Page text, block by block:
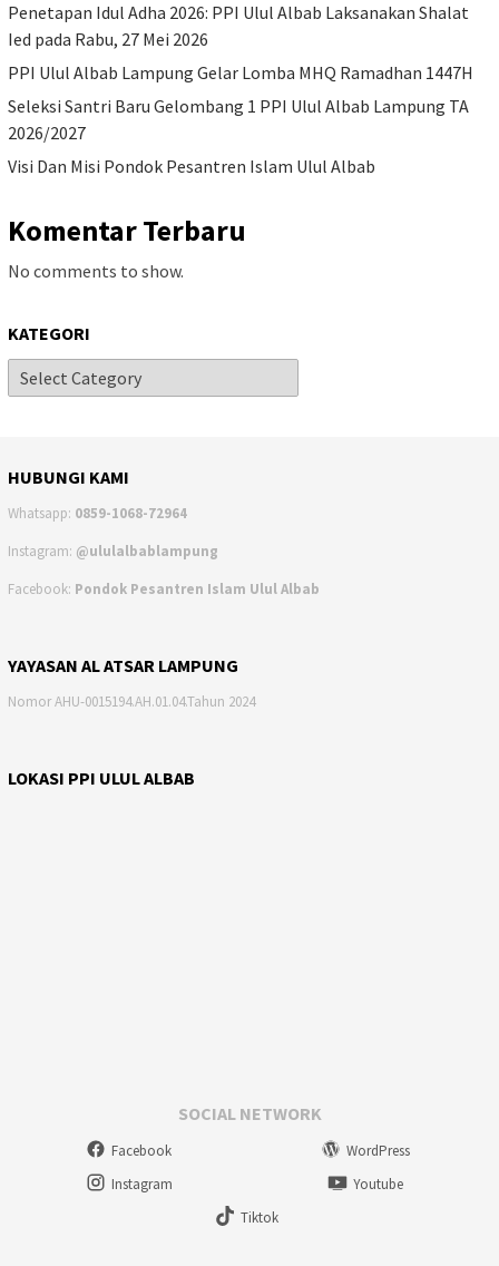
Penetapan Idul Adha 2026: PPI Ulul Albab Laksanakan Shalat
Ied pada Rabu, 27 Mei 2026
PPI Ulul Albab Lampung Gelar Lomba MHQ Ramadhan 1447H
Seleksi Santri Baru Gelombang 1 PPI Ulul Albab Lampung TA
2026/2027
Visi Dan Misi Pondok Pesantren Islam Ulul Albab
Komentar Terbaru
No comments to show.
KATEGORI
HUBUNGI KAMI
Whatsapp: 0859-1068-72964
Instagram: @ululalbablampung
Facebook: Pondok Pesantren Islam Ulul Albab
YAYASAN AL ATSAR LAMPUNG
Nomor AHU-0015194.AH.01.04.Tahun 2024
LOKASI PPI ULUL ALBAB
SOCIAL NETWORK
Facebook
WordPress
Instagram
Youtube
Tiktok